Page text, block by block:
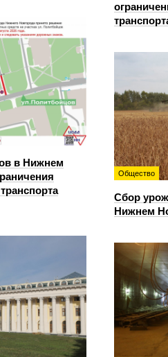
в Нижнем
Общество
Сбор
Нижнем